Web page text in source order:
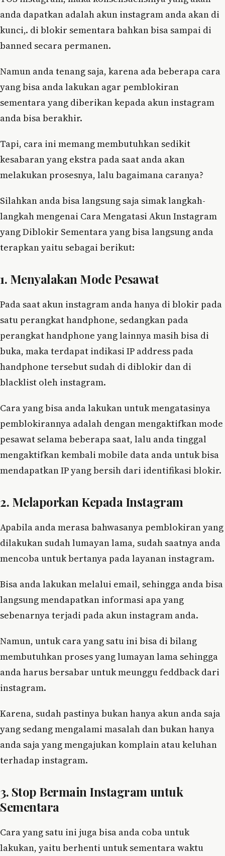
anda dapatkan adalah akun instagram anda akan di
kunci,. di blokir sementara bahkan bisa sampai di
banned secara permanen.
Namun anda tenang saja, karena ada beberapa cara
yang bisa anda lakukan agar pemblokiran
sementara yang diberikan kepada akun instagram
anda bisa berakhir.
Tapi, cara ini memang membutuhkan sedikit
kesabaran yang ekstra pada saat anda akan
melakukan prosesnya, lalu bagaimana caranya?
Silahkan anda bisa langsung saja simak langkah-
langkah mengenai Cara Mengatasi Akun Instagram
yang Diblokir Sementara yang bisa langsung anda
terapkan yaitu sebagai berikut:
1. Menyalakan Mode Pesawat
Pada saat akun instagram anda hanya di blokir pada
satu perangkat handphone, sedangkan pada
perangkat handphone yang lainnya masih bisa di
buka, maka terdapat indikasi IP address pada
handphone tersebut sudah di diblokir dan di
blacklist oleh instagram.
Cara yang bisa anda lakukan untuk mengatasinya
pemblokirannya adalah dengan mengaktifkan mode
pesawat selama beberapa saat, lalu anda tinggal
mengaktifkan kembali mobile data anda untuk bisa
mendapatkan IP yang bersih dari identifikasi blokir.
2. Melaporkan Kepada Instagram
Apabila anda merasa bahwasanya pemblokiran yang
dilakukan sudah lumayan lama, sudah saatnya anda
mencoba untuk bertanya pada layanan instagram.
Bisa anda lakukan melalui email, sehingga anda bisa
langsung mendapatkan informasi apa yang
sebenarnya terjadi pada akun instagram anda.
Namun, untuk cara yang satu ini bisa di bilang
membutuhkan proses yang lumayan lama sehingga
anda harus bersabar untuk meunggu feddback dari
instagram.
Karena, sudah pastinya bukan hanya akun anda saja
yang sedang mengalami masalah dan bukan hanya
anda saja yang mengajukan komplain atau keluhan
terhadap instagram.
3. Stop Bermain Instagram untuk
Sementara
Cara yang satu ini juga bisa anda coba untuk
lakukan, yaitu berhenti untuk sementara waktu